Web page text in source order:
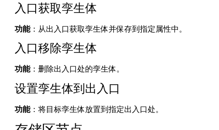
入口获取孪生体
功能：从出入口获取孪生体并保存到指定属性中。
入口移除孪生体
功能：删除出入口处的孪生体。
设置孪生体到出入口
功能：将目标孪生体放置到指定出入口处。